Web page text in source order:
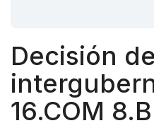
Decisión
16.COM